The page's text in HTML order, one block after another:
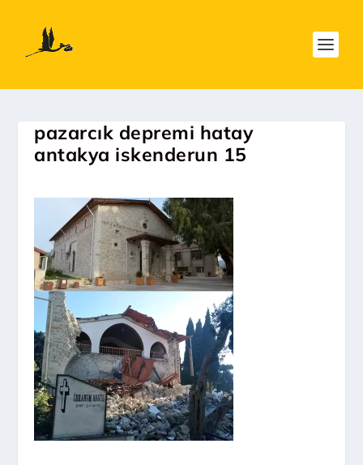
pazarcık depremi hatay
antakya iskenderun 15